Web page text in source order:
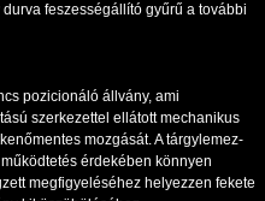
feszességállító gyűrű a további
pozicionáló állvány, ami
szerkezettel ellátott mechanikus
mozgását. A tárgylemez-
érdekében könnyen
megfigyeléséhez helyezzen fekete